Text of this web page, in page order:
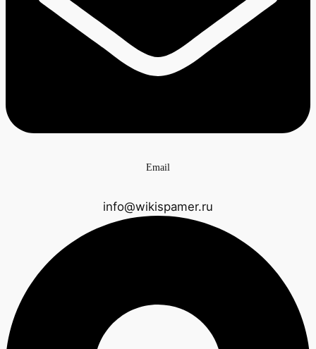
Email
info@wikispamer.ru